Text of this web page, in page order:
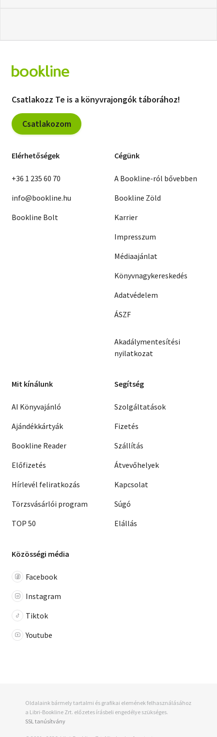
Csatlakozz Te is a könyvrajongók táborához!
Csatlakozom
Elérhetőségek
+36 1 235 60 70
info@bookline.hu
Bookline Bolt
Cégünk
A Bookline-ról bővebben
Bookline Zöld
Karrier
Impresszum
Médiaajánlat
Könyvnagykereskedés
Adatvédelem
ÁSZF
Akadálymentesítési
nyilatkozat
Mit kínálunk
AI Könyvajánló
Ajándékkártyák
Bookline Reader
Előfizetés
Hírlevél feliratkozás
Törzsvásárlói program
TOP 50
Segítség
Szolgáltatások
Fizetés
Szállítás
Átvevőhelyek
Kapcsolat
Súgó
Elállás
Közösségi média
Facebook
Instagram
Tiktok
Youtube
Oldalaink bármely tartalmi és grafikai elemének felhasználásához
a Libri-Bookline Zrt. előzetes írásbeli engedélye szükséges.
SSL tanúsítvány